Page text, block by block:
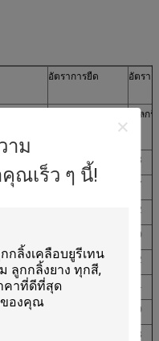
าม
ณเร็ว ๆ นี้!
อัตราการยืด อัตราแ
กิโลกรั
0.3
1.5-3% 0.7
1.2
2.0
1.5-3% 3.2
1.5-3% 4.1
5.0
6.8